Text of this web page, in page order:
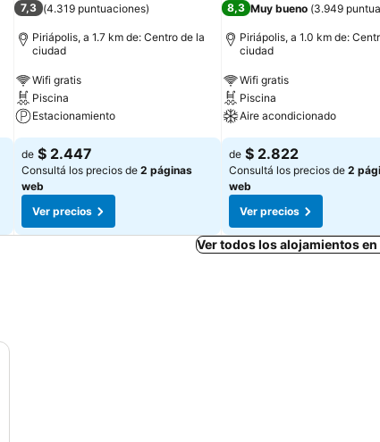
7,3 (4.319 puntuaciones)
Piriápolis, a 1.7 km de: Centro de la
ciudad
Wifi gratis
Piscina
Estacionamiento
de $ 2.447
Consultá los precios de 2 páginas
web
Ver precios
8,3 Muy bueno (3.949
Piriápolis, a 1.0 km de:
ciudad
Wifi gratis
Piscina
Aire acondicionado
de $ 2.822
Consultá los precios de 2
web
Ver precios
Ver todos los alojamientos